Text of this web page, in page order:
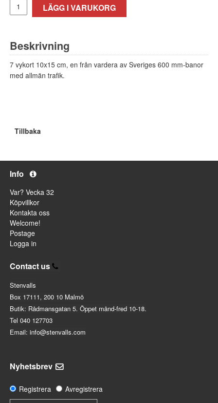
LÄGG I VARUKORG
Beskrivning
7 vykort 10x15 cm, en från vardera av Sveriges 600 mm-banor
med allmän trafik.
Tillbaka
Info
Var? Vecka 32
Köpvillkor
Kontakta oss
Welcome!
Postage
Logga in
Contact us
Stenvalls
Box 17111, 200 10 Malmö
Butik: Rådmansgatan 5. Öppet månd-fred 10-18.
Tel 040 127703
Email: info@stenvalls.com
Nyhetsbrev
Registrera
Avregistrera